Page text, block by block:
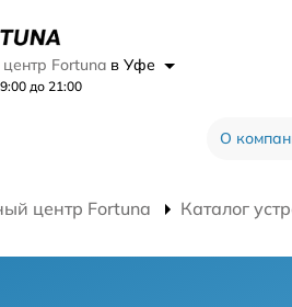
Fortuna в Уфе
до 21:00
О
центр Fortuna Каталог